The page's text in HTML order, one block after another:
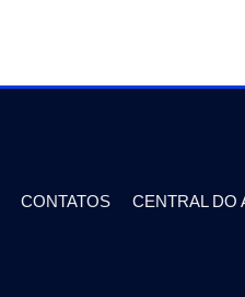
CONTATOS CENTRAL DO